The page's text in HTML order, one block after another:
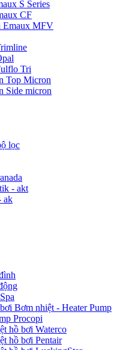
S Series
CF
Emaux MFV
Tri
Top Micron
Side micron
lọc
- akt
ak
Bơm nhiệt - Heater Pump
Procopi
hồ bơi Waterco
hồ bơi Pentair